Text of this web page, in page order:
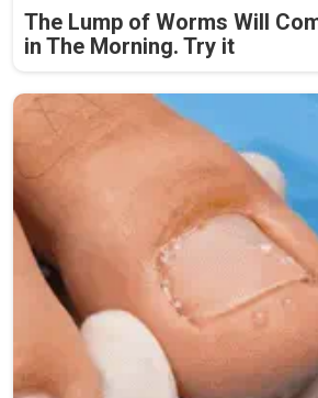
The Lump of Worms Will
in The Morning. Try it